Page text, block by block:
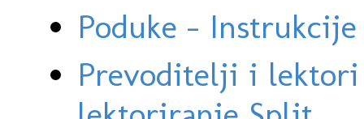
Poduke -
Prevoditelji i